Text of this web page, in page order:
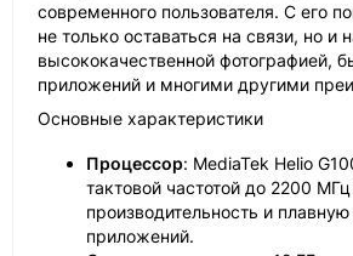
современного пользователя. С его
не только оставаться на связи, но и
высококачественной фотографией,
приложений и многими другими
Основные характеристики
Процессор: MediaTek Helio
тактовой частотой до 2200
производительность и плавную
приложений.